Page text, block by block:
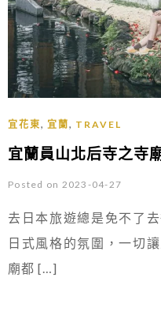
宜花東, 宜蘭, TRAVEL
宜蘭員山北后寺之寺
Posted on 2023-04-27
去日本旅遊總是免不了
日式風格的氛圍，一切
廟都 […]